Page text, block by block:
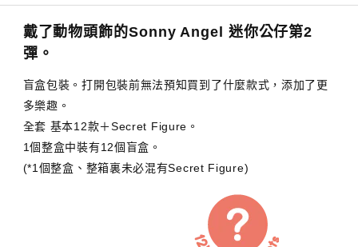
戴了動物頭飾的Sonny Angel 迷你公仔第2
彈。
盲盒包裝。打開包裝前無法預知買到了什麼款式，添加了更
多樂趣。
全套 基本12款＋Secret Figure。
1個整盒中裝有12個盲盒。
(*1個整盒、整箱裏未必混有Secret Figure)